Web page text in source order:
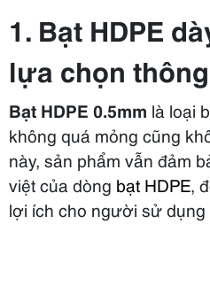
1. Bạt HDPE
lựa chọn
Bạt HDPE 0.5mm là loại
không quá mỏng cũng
này, sản phẩm vẫn đảm
việt của dòng bạt HDPE,
lợi ích cho người sử